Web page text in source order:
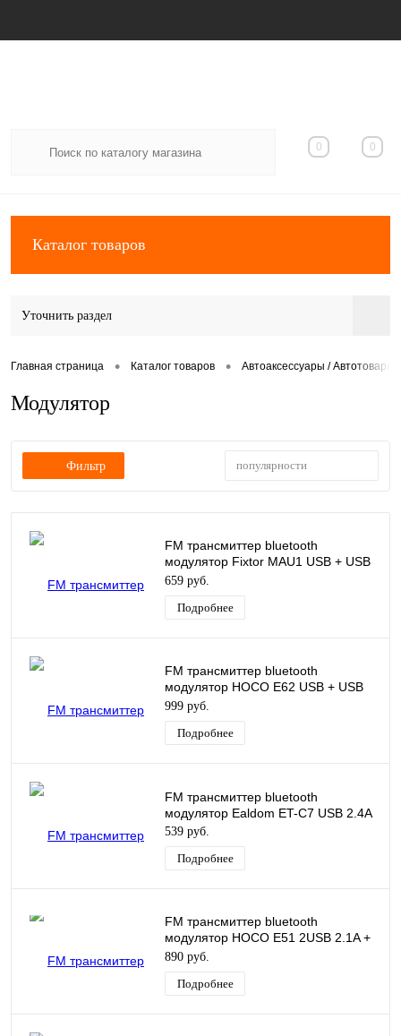
0 0
Каталог товаров
Уточнить раздел
Главная страница • Каталог товаров • Автоаксессуары / Автотовары
Модулятор
Фильтр популярности
FM трансмиттер bluetooth
модулятор Fixtor MAU1 USB + USB
QC3.0 черный
659 руб.
Подробнее
FM трансмиттер bluetooth
модулятор HOCO E62 USB + USB
QC3.0 + PD 20W черный
999 руб.
Подробнее
FM трансмиттер bluetooth
модулятор Ealdom ET-C7 USB 2.4A
539 руб.
Подробнее
FM трансмиттер bluetooth
модулятор HOCO E51 2USB 2.1A +
PD 18W черный
890 руб.
Подробнее